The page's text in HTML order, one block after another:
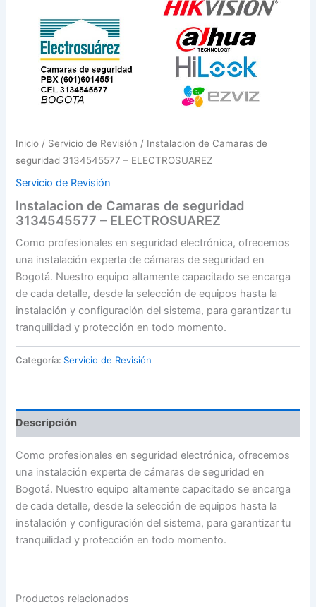
Inicio / Servicio de Revisión / Instalacion de Camaras de
seguridad 3134545577 – ELECTROSUAREZ
Servicio de Revisión
Instalacion de Camaras de seguridad
3134545577 – ELECTROSUAREZ
Como profesionales en seguridad electrónica, ofrecemos
una instalación experta de cámaras de seguridad en
Bogotá. Nuestro equipo altamente capacitado se encarga
de cada detalle, desde la selección de equipos hasta la
instalación y configuración del sistema, para garantizar tu
tranquilidad y protección en todo momento.
Categoría: Servicio de Revisión
Descripción
Como profesionales en seguridad electrónica, ofrecemos
una instalación experta de cámaras de seguridad en
Bogotá. Nuestro equipo altamente capacitado se encarga
de cada detalle, desde la selección de equipos hasta la
instalación y configuración del sistema, para garantizar tu
tranquilidad y protección en todo momento.
Productos relacionados